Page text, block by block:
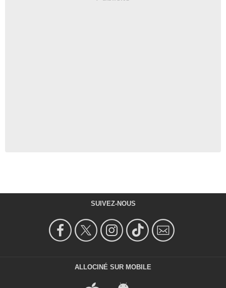
SUIVEZ-NOUS
ALLOCINÉ SUR MOBILE